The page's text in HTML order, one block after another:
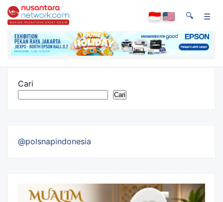
🔍 ☰
Cari
Cari
@polsnapindonesia